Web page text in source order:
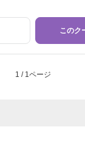
このク
1 / 1ページ